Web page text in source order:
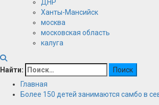
ДНР
Ханты-Мансийск
москва
московская область
калуга
Найти:
Главная
Более 150 детей занимаются самбо в